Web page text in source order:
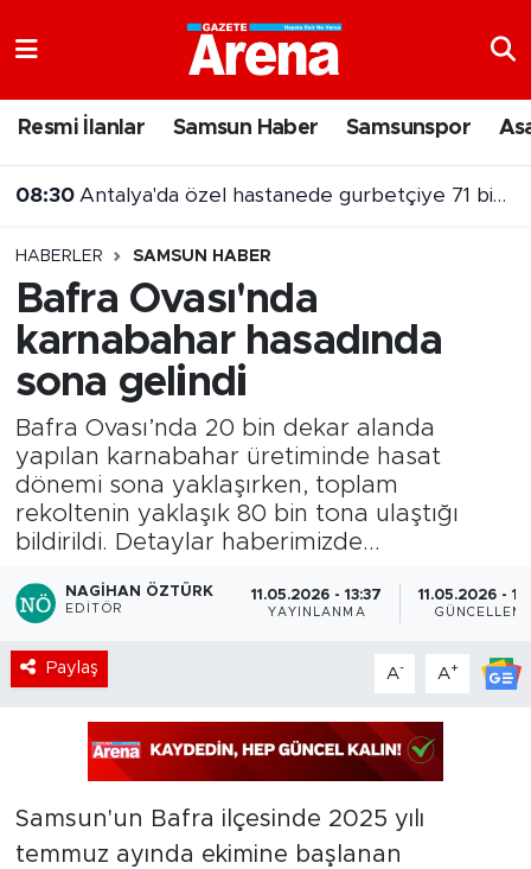
Resmi İlanlar Samsun Haber Samsunspor
Antalya'da özel hastanede gurbetçiye 71 bin liralık fatura
08:28 Salah karşılamasında renkli anlar:Firavun Trabzon'da!
HABERLER SAMSUN HABER
Bafra Ovası'nda
karnabahar hasadında
sona gelindi
Bafra Ovası’nda 20 bin dekar alanda
yapılan karnabahar üretiminde hasat
dönemi sona yaklaşırken, toplam
rekoltenin yaklaşık 80 bin tona ulaştığı
bildirildi. Detaylar haberimizde...
NAGIHAN ÖZTÜRK
EDITÖR
11.05.2026 - 13:37
YAYINLANMA
11.05.2026 -
Paylaş A- A+
Samsun'un Bafra ilçesinde 2025 yılı
temmuz ayında ekimine başlanan
Samsun Namaz Vakitleri
Süper Lig Puan Durumu ve Fikstür
Tüm Manşetler
Son Dakika Haberleri
Haber Arşivi